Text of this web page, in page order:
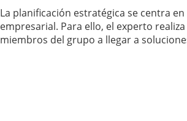
La planificación estratégica se centra
empresarial. Para ello, el experto
miembros del grupo a llegar a